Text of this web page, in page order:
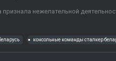
нежелательной
консольные команды сталкер